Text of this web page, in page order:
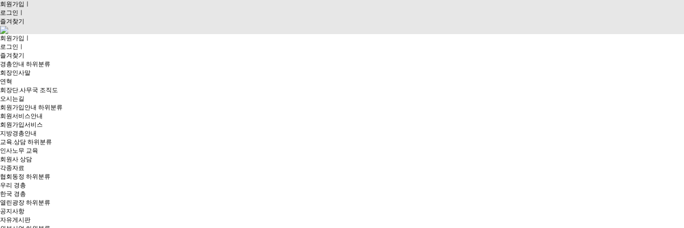
회원가입
로그인
즐겨찾기
회원가입
로그인
즐겨찾기
경총안내 하위분류
회장인사말
연혁
회장단.사무국 조직도
오시는길
회원가입안내 하위분류
회원서비스안내
회원가입서비스
지방경총안내
교육.상담 하위분류
인사노무 교육
회원사 상담
각종자료
협회동정 하위분류
우리 경총
한국 경총
열린광장 하위분류
공지사항
자유게시판